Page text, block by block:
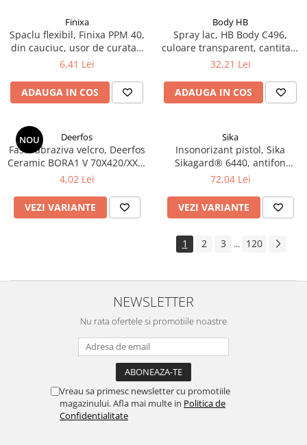
Finixa
Spaclu flexibil, Finixa PPM 40,
din cauciuc, usor de curatat,
pentru chit
6,41 Lei
ADAUGA IN COS
Body HB
Spray lac, HB Body C496,
culoare transparent, cantitate
400 ml
32,21 Lei
ADAUGA IN COS
NOU Deerfos
Fasie abraziva velcro, Deerfos
Ceramic BORA1 V 70X420/XX0,
ceramica, slefuire pe uscat
420 mm
4,02 Lei
VEZI VARIANTE
Sika
Insonorizant pistol, Sika
Sikagard® 6440, antifon
cauciucat, gri / negru,
72,04 Lei
VEZI VARIANTE
1 2 3 ... 120
NEWSLETTER
Nu rata ofertele si promotiile noastre
Vreau sa primesc newsletter cu promotiile
magazinului. Afla mai multe in Politica de
Confidentialitate